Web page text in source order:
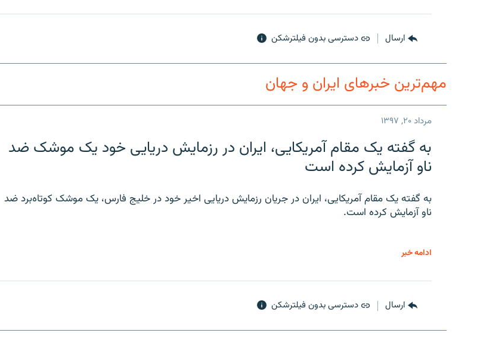
ارسال دسترسی بدون فیلترشکن
مهم‌ترین خبرهای ایران و جهان
مرداد ۲۰, ۱۳۹۷
به گفته یک مقام آمریکایی، ایران در رزمایش دریایی خود یک موشک ضد
ناو آزمایش کرده است
به گفته یک مقام آمریکایی، ایران در جریان رزمایش دریایی اخیر خود در خلیج فارس، یک موشک کوتاه‌برد ضد
ناو آزمایش کرده است.
ادامه خبر
ارسال دسترسی بدون فیلترشکن